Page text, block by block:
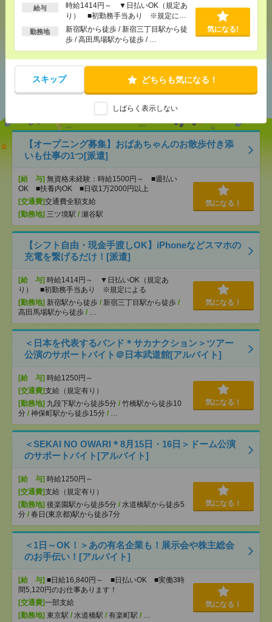
給与
時給1414円～ ▼日払いOK（規定あ
り） ■初勤務手当あり ※規定によ
る
勤務地
新宿駅から徒歩 / 新宿三丁目駅から徒
歩 / 高田馬場駅から徒歩 / …
気になる!
スキップ どちらも気になる！
しばらく表示しない
気になる！
あなたの閲覧履歴からの
おすすめ
【オープニング募集】おばあちゃんのお散歩付き添
いも仕事の1つ[派遣]
[給 与] 無資格未経験：時給1500円～ ■週払い
OK ■扶養内OK ■日収1万2000円以上
[交通費]交通費全額支給
[勤務地] 三ツ境駅 / 瀬谷駅
気になる！
【シフト自由・現金手渡しOK】iPhoneなどスマホの
充電を繋げるだけ！[派遣]
[給 与] 時給1414円～ ▼日払いOK（規定あ
り） ■初勤務手当あり ※規定による
[勤務地] 新宿駅から徒歩 / 新宿三丁目駅から徒歩 /
高田馬場駅から徒歩 /
気になる！
＜日本を代表するバンド＊サカナクション＞ツアー
公演のサポートバイト＠日本武道館[アルバイト]
[給 与] 時給1250円～
[交通費]支給（規定有り）
[勤務地] 九段下駅から徒歩5分 / 竹橋駅から徒歩10
分 / 神保町駅から徒歩15分 /
気になる！
＜SEKAI NO OWARI＊8月15日・16日＞ドーム公演
のサポートバイト[アルバイト]
[給 与] 時給1250円～
[交通費]支給（規定有り）
[勤務地] 後楽園駅から徒歩5分 / 水道橋駅から徒歩5
分 / 春日(東京都)駅から徒歩7分
気になる！
＜1日～OK！＞あの有名企業も！展示会や株主総会
のお手伝い！[アルバイト]
[給 与] ■日給16,840円～ ■日払いOK ■実働3時
間5,120円のお仕事あります！
[交通費]一部支給
[勤務地] 東京駅 / 水道橋駅 / 有楽町駅 /
気になる！